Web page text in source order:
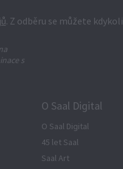
. Z odběru se můžete kdykoli
s
O Saal Digital
O Saal Digital
45 let Saal
Saal Art